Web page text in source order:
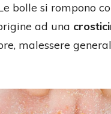
bolle si rompono
ad una
malessere